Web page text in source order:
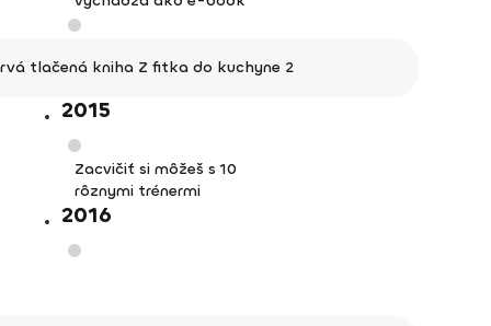
tlačená kniha Z fitka do kuchyne 2
2015
Zacvičiť si môžeš s 10
rôznymi trénermi
2016